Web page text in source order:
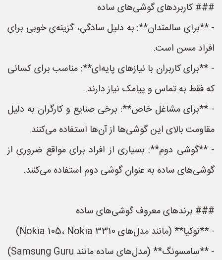
### کاربردهای گوشی‌های ساده
- **برای سالمندان**: به دلیل سادگی، گزینه‌ی خوبی برای
افراد مسن است.
- **برای کاربران با نیازهای پایه‌ای**: مناسب برای کسانی
که فقط به تماس و پیامک نیاز دارند.
- **برای مشاغل خاص**: برخی صنایع و کارگران به دلیل
مقاومت بالای این گوشی‌ها از آن‌ها استفاده می‌کنند.
- **گوشی دوم**: بسیاری از افراد برای مواقع ضروری از
گوشی‌های ساده به عنوان گوشی دوم استفاده می‌کنند.
### برندهای معروف گوشی‌های ساده
- **نوکیا** (مانند مدل‌های Nokia 105، Nokia 3310)
- **سامسونگ** (مدل‌های ساده مانند Samsung Guru)